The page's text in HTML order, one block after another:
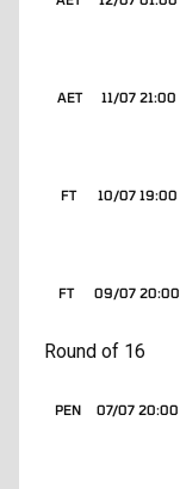
11/07 21:00
AET
10/07 19:00
FT
09/07 20:00
FT
Round of 16
07/07 20:00
PEN